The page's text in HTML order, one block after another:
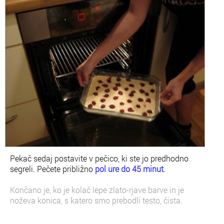
Pekač sedaj postavite v pečico, ki ste jo predhodno
segreli. Pečete približno pol ure do 45 minut.
Končano je, ko je kolač lepe zlato-rjave barve in je
noževa konica, s katero smo prebodli testo, čista.